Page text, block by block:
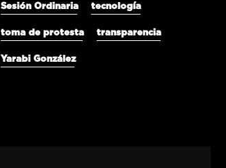
Sesión Ordinaria tecnología
toma de protesta transparencia
Yarabi González